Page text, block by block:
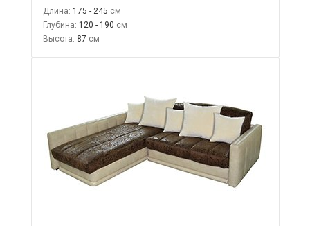
Длина: 175 - 245
Глубина: 120 - 190
Высота: 87